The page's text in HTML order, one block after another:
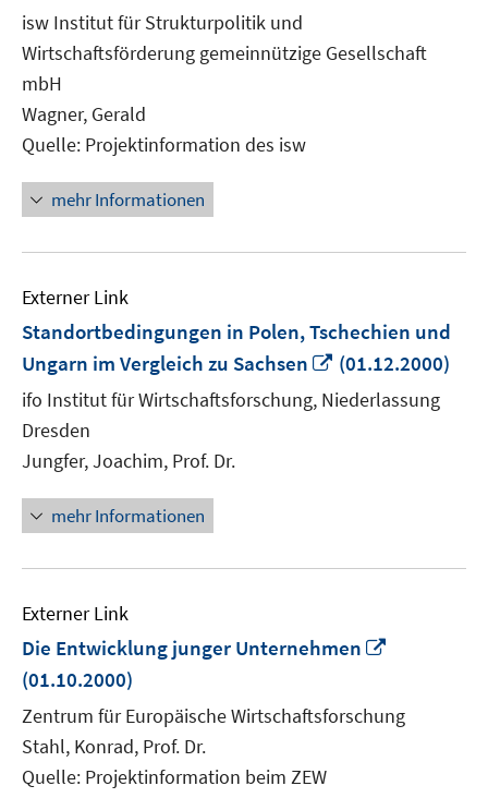
isw Institut für Strukturpolitik und
Wirtschaftsförderung gemeinnützige Gesellschaft
mbH
Wagner, Gerald
Quelle: Projektinformation des isw
mehr Informationen
Externer Link
Standortbedingungen in Polen, Tschechien und
Ungarn im Vergleich zu Sachsen
In
neuem
Fenster
(01.12.2000)
ifo Institut für Wirtschaftsforschung, Niederlassung
Dresden
Jungfer, Joachim, Prof. Dr.
mehr Informationen
Externer Link
Die Entwicklung junger Unternehmen
öffnen
(01.10.2000)
Zentrum für Europäische Wirtschaftsforschung
Stahl, Konrad, Prof. Dr.
Quelle: Projektinformation beim ZEW